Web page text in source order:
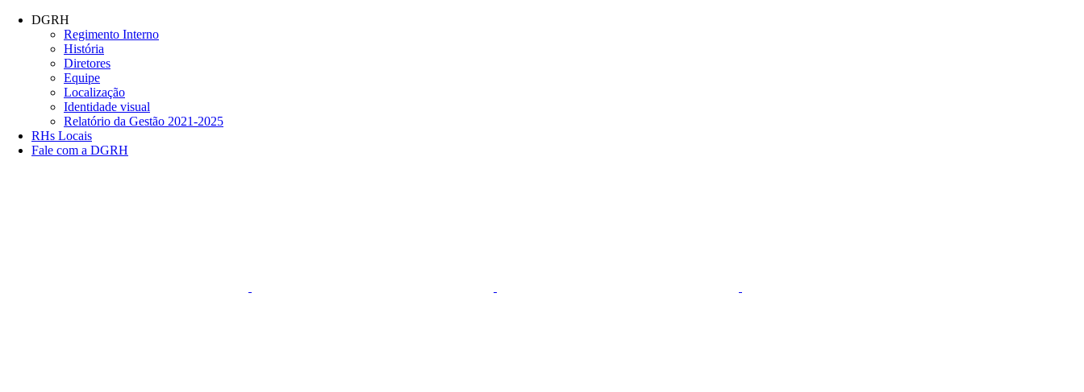
Conteúdo principal
DGRH
Regimento Interno
História
Diretores
Equipe
Localização
Identidade visual
Relatório da Gestão 2021-2025
RHs Locais
Fale com a DGRH